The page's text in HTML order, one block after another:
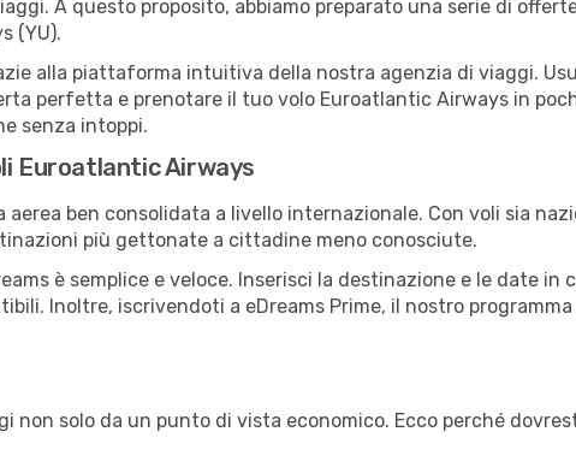
A questo proposito, abbiamo preparato una serie di
(YU).
alla piattaforma intuitiva della nostra agenzia di viaggi.
perfetta e prenotare il tuo volo Euroatlantic Airways in
senza intoppi.
Euroatlantic Airways
aerea ben consolidata a livello internazionale. Con voli sia
più gettonate a cittadine meno conosciute.
è semplice e veloce. Inserisci la destinazione e le date in
Inoltre, iscrivendoti a eDreams Prime, il nostro
non solo da un punto di vista economico. Ecco perché